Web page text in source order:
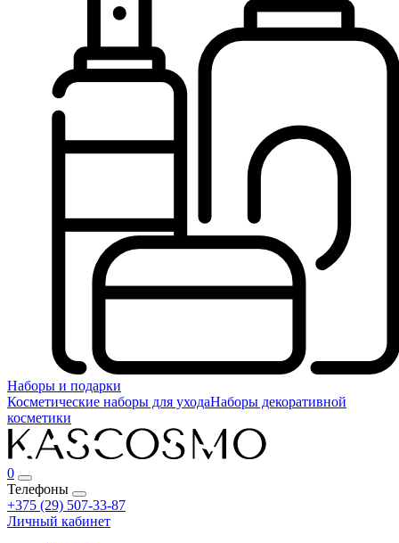
Наборы и подарки
Косметические наборы для уходаНаборы декоративной
косметики
0
Телефоны
+375 (29) 507-33-87
Личный кабинет